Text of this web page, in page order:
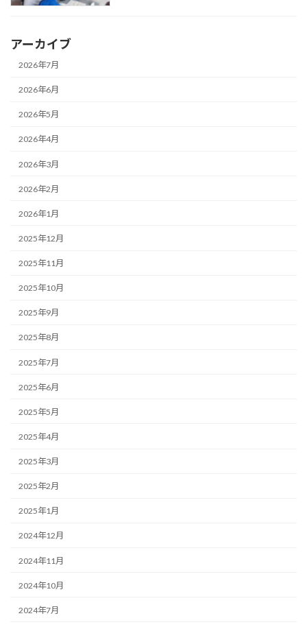
アーカイブ
2026年7月
2026年6月
2026年5月
2026年4月
2026年3月
2026年2月
2026年1月
2025年12月
2025年11月
2025年10月
2025年9月
2025年8月
2025年7月
2025年6月
2025年5月
2025年4月
2025年3月
2025年2月
2025年1月
2024年12月
2024年11月
2024年10月
2024年7月